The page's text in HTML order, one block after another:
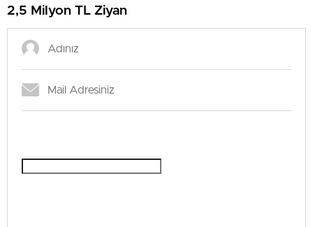
2,5 Milyon TL Ziyan